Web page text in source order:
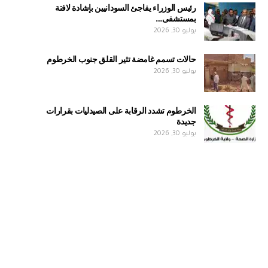
رئيس الوزراء يفاجئ السودانيين بإشادة لافتة
بمستشفى…
يوليو 30, 2026
حالات تسمم غامضة تثير القلق جنوب الخرطوم
يوليو 30, 2026
الخرطوم تشدد الرقابة على الصيدليات بقرارات
جديدة
يوليو 30, 2026